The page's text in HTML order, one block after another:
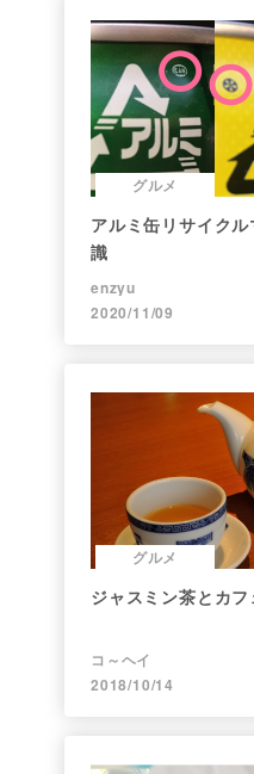
グルメ
アルミ缶リサイク
識
enzyu
2020/11/09
グルメ
ジャスミン茶とカ
コ～ヘイ
2018/10/14